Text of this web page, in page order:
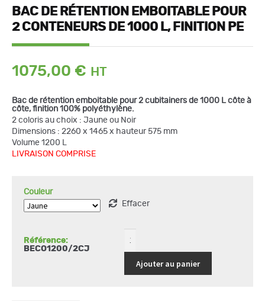
BAC DE RÉTENTION EMBOITABLE POUR
2 CONTENEURS DE 1000 L, FINITION PE
1075,00 €
Bac de rétention emboitable pour 2 cubitainers de 1000 L côte à
côte, finition 100% polyéthylène.
2 coloris au choix : Jaune ou Noir
Dimensions : 2260 x 1465 x hauteur 575 mm
Volume 1200 L
LIVRAISON COMPRISE
Couleur
Effacer
Référence:
BECO1200/2CJ
quantité
de
de
Ajouter au panier